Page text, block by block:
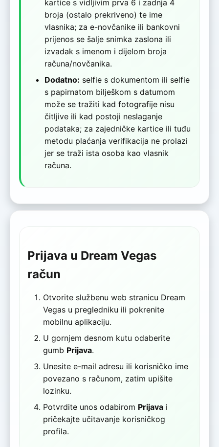
kartice s vidljivim prva 6 i zadnja 4
broja (ostalo prekriveno) te ime
vlasnika; za e-novčanike ili bankovni
prijenos se šalje snimka zaslona ili
izvadak s imenom i dijelom broja
računa/novčanika.
Dodatno: selfie s dokumentom ili selfie
s papirnatom bilješkom s datumom
može se tražiti kad fotografije nisu
čitljive ili kad postoji neslaganje
podataka; za zajedničke kartice ili tuđu
metodu plaćanja verifikacija ne prolazi
jer se traži ista osoba kao vlasnik
računa.
Prijava u Dream Vegas
račun
Otvorite službenu web stranicu Dream
Vegas u pregledniku ili pokrenite
mobilnu aplikaciju.
U gornjem desnom kutu odaberite
gumb Prijava.
Unesite e-mail adresu ili korisničko ime
povezano s računom, zatim upišite
lozinku.
Potvrdite unos odabirom Prijava i
pričekajte učitavanje korisničkog
profila.